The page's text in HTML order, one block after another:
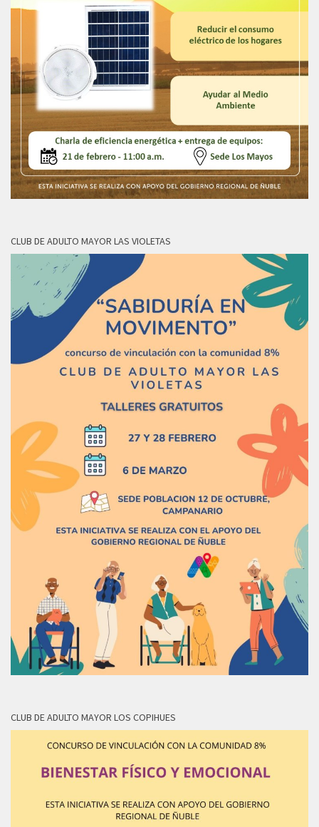
CLUB DE ADULTO MAYOR LAS VIOLETAS
CLUB DE ADULTO MAYOR LOS COPIHUES